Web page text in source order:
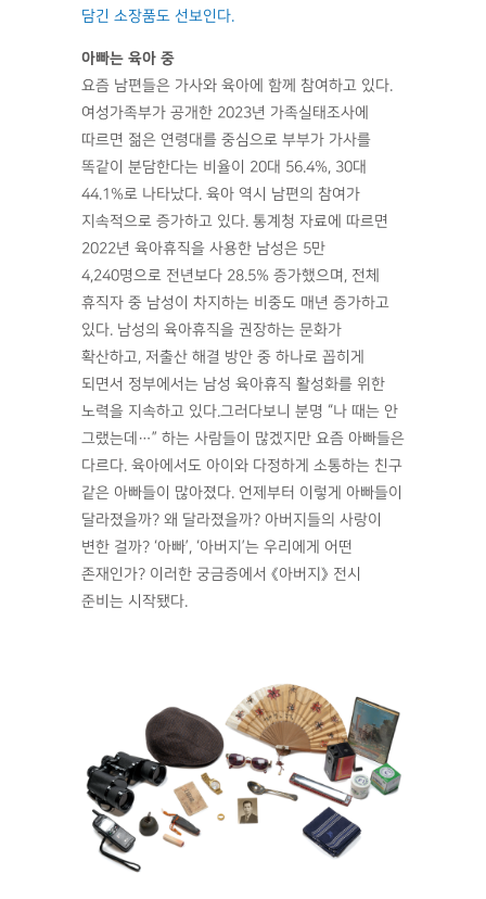
담긴 소장품도 선보인다.
아빠는 육아 중
요즘 남편들은 가사와 육아에 함께 참여하고 있다.
여성가족부가 공개한 2023년 가족실태조사에
따르면 젊은 연령대를 중심으로 부부가 가사를
똑같이 분담한다는 비율이 20대 56.4%, 30대
44.1%로 나타났다. 육아 역시 남편의 참여가
지속적으로 증가하고 있다. 통계청 자료에 따르면
2022년 육아휴직을 사용한 남성은 5만
4,240명으로 전년보다 28.5% 증가했으며, 전체
휴직자 중 남성이 차지하는 비중도 매년 증가하고
있다. 남성의 육아휴직을 권장하는 문화가
확산하고, 저출산 해결 방안 중 하나로 꼽히게
되면서 정부에서는 남성 육아휴직 활성화를 위한
노력을 지속하고 있다.그러다보니 분명 “나 때는 안
그랬는데…” 하는 사람들이 많겠지만 요즘 아빠들은
다르다. 육아에서도 아이와 다정하게 소통하는 친구
같은 아빠들이 많아졌다. 언제부터 이렇게 아빠들이
달라졌을까? 왜 달라졌을까? 아버지들의 사랑이
변한 걸까? ‘아빠’, ‘아버지’는 우리에게 어떤
존재인가? 이러한 궁금증에서 《아버지》 전시
준비는 시작됐다.